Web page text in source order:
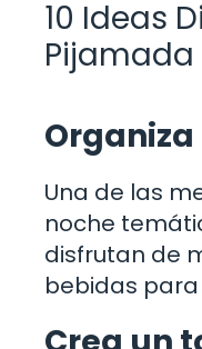
10 Ideas
Una de las
noche
disfrutan de
bebidas